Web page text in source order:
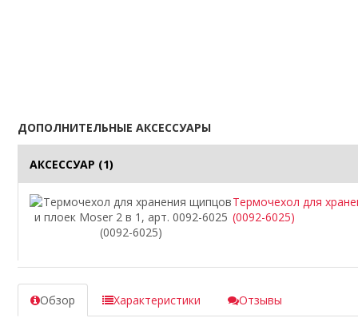
ДОПОЛНИТЕЛЬНЫЕ АКСЕССУАРЫ
АКСЕССУАР (1)
Термочехол для
(0092-6025)
Обзор Характеристики Отзывы